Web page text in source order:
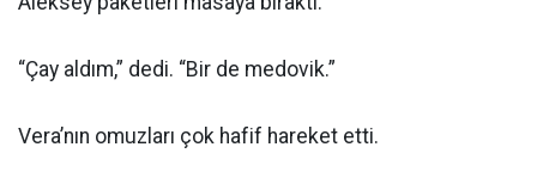
“Çay aldım,” dedi. “Bir de medovik.”
Vera’nın omuzları çok hafif hareket etti.